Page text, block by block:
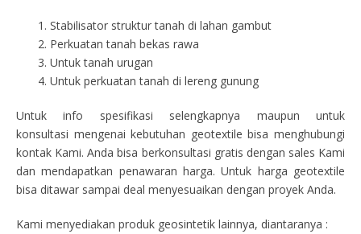
Stabilisator struktur tanah di lahan gambut
Perkuatan tanah bekas rawa
Untuk tanah urugan
Untuk perkuatan tanah di lereng gunung
Untuk info spesifikasi selengkapnya maupun untuk
konsultasi mengenai kebutuhan geotextile bisa menghubungi
kontak Kami. Anda bisa berkonsultasi gratis dengan sales Kami
dan mendapatkan penawaran harga. Untuk harga geotextile
bisa ditawar sampai deal menyesuaikan dengan proyek Anda.
Kami menyediakan produk geosintetik lainnya, diantaranya :